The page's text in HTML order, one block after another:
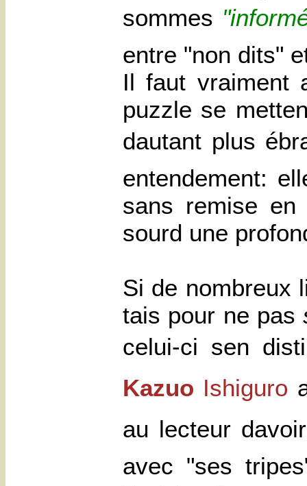
sommes
entre "non dits"
Il faut vraiment
puzzle se
dautant plus
entendement:
sans remise en
sourd une
Si de nombreux
tais pour ne pas
celui-ci sen
Kazuo Ishiguro
au lecteur
avec "ses